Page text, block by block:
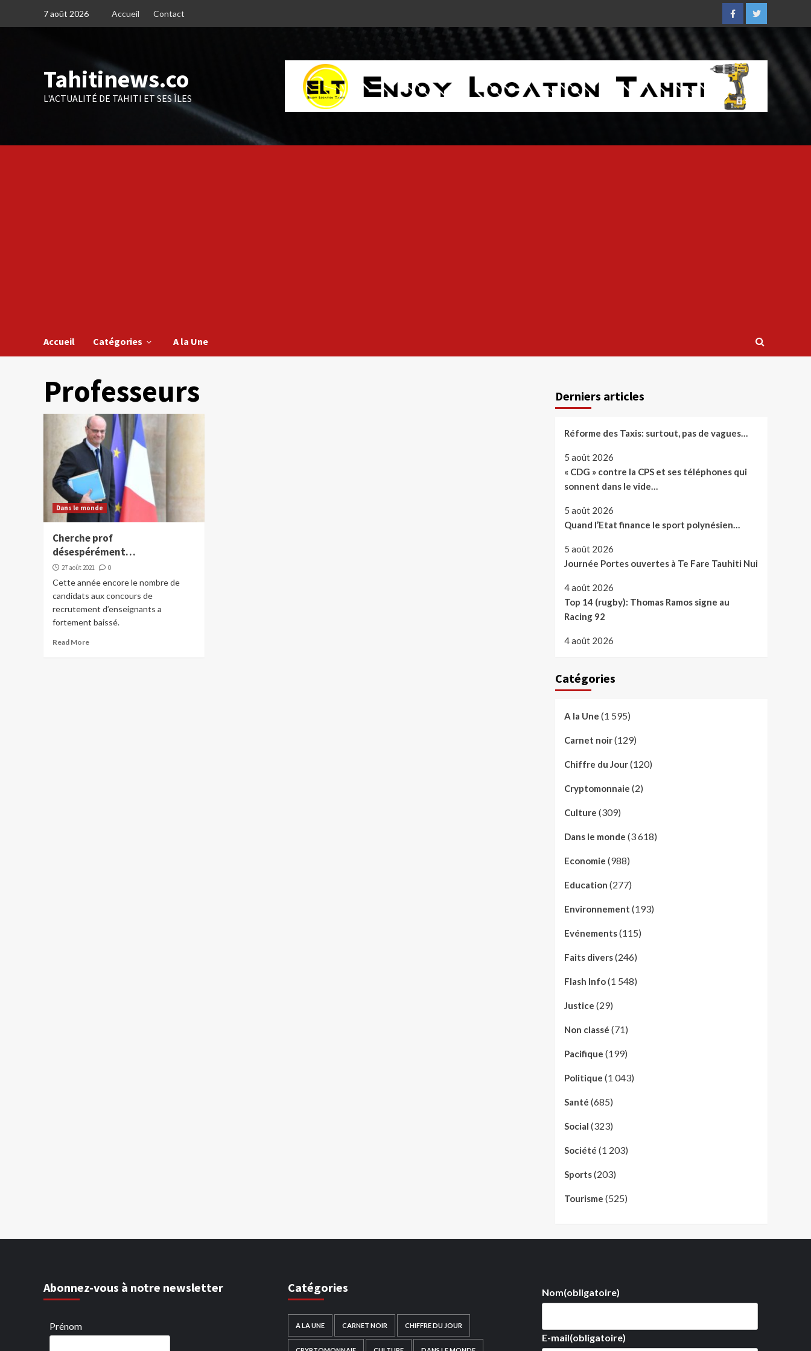
7 août 2026 Accueil Contact
FacebookTwitter
Tahitinews.co
L'ACTUALITÉ DE TAHITI ET SES ÎLES
Accueil Catégories A la Une
Professeurs
Dans le monde
Cherche prof
désespérément…
27 août 2021 0
Cette année encore le nombre de
candidats aux concours de
recrutement d’enseignants a
fortement baissé.
Read More
Derniers articles
Réforme des Taxis: surtout, pas de vagues…
5 août 2026
« CDG » contre la CPS et ses téléphones qui
sonnent dans le vide…
5 août 2026
Quand l’Etat finance le sport polynésien…
5 août 2026
Journée Portes ouvertes à Te Fare Tauhiti Nui
4 août 2026
Top 14 (rugby): Thomas Ramos signe au
Racing 92
4 août 2026
Catégories
A la Une (1 595)
Carnet noir(129)
Chiffre du Jour(120)
Cryptomonnaie (2)
Culture (309)
Dans le monde (3 618)
Economie (988)
Education (277)
Environnement (193)
Evénements(115)
Faits divers(246)
Flash Info(1 548)
Justice (29)
Non classé (71)
Pacifique (199)
Politique (1 043)
Santé (685)
Social (323)
Société (1 203)
Sports(203)
Tourisme (525)
Abonnez-vous à notre newsletter
Prénom
Catégories
A LA UNE CARNET NOIR CHIFFRE DU JOUR
Nom(obligatoire)
E-mail(obligatoire)